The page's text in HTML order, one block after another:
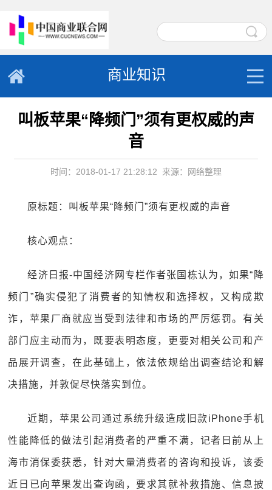
商业知识
叫板苹果“降频门”须有更权威的声
音
时间：2018-01-17 21:28:12 来源：网络整理
原标题：叫板苹果“降频门”须有更权威的声音
核心观点：
经济日报-中国经济网专栏作者张国栋认为，如果“降
频门”确实侵犯了消费者的知情权和选择权，又构成欺
诈，苹果厂商就应当受到法律和市场的严厉惩罚。有关
部门应主动而为，既要表明态度，更要对相关公司和产
品展开调查，在此基础上，依法依规给出调查结论和解
决措施，并敦促尽快落实到位。
近期，苹果公司通过系统升级造成旧款iPhone手机
性能降低的做法引起消费者的严重不满，记者日前从上
海市消保委获悉，针对大量消费者的咨询和投诉，该委
近日已向苹果发出查询函，要求其就补救措施、信息披